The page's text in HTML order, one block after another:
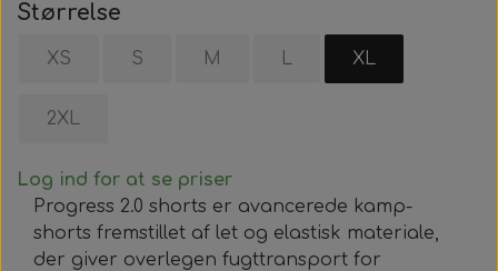
Størrelse
XS S M L XL
2XL
Log ind for at se priser
Progress 2.0 shorts er avancerede kamp-
shorts fremstillet af let og elastisk materiale,
der giver overlegen fugttransport for